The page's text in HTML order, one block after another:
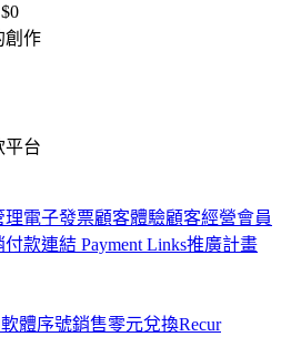
創作
平台
理電子發票顧客體驗顧客經營會員
付款連結 Payment Links推廣計畫
軟體序號銷售零元兌換Recur